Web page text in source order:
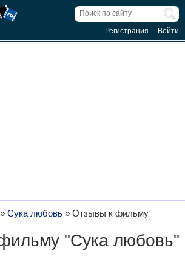
Регистрация Войти
» Сука любовь » Отзывы к фильму
"Сука любовь"